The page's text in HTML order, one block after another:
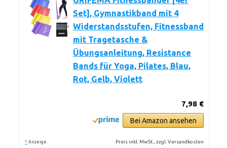
Set], Gymnastikband mit 4
Widerstandsstufen, Fitnessband
mit Tragetasche &
Übungsanleitung, Resistance
Bands für Yoga, Pilates, Blau,
Rot, Gelb, Violett
7,98 €
Bei Amazon ansehen
* Anzeige Preis inkl. MwSt., zzgl. Versandkosten